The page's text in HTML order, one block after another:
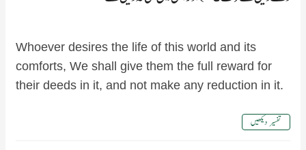
Whoever desires the life of this world and its
comforts, We shall give them the full reward for
their deeds in it, and not make any reduction in it.
تفسیر دیکھیں